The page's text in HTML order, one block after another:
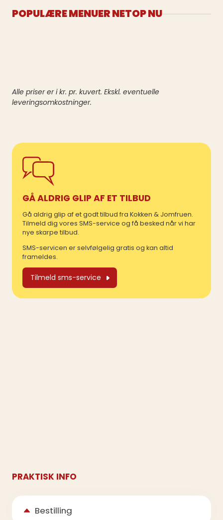
POPULÆRE MENUER NETOP NU
Alle priser er i kr. pr. kuvert. Ekskl. eventuelle
leveringsomkostninger.
GÅ ALDRIG GLIP AF ET TILBUD
Gå aldrig glip af et godt tilbud fra Kokken & Jomfruen.
Tilmeld dig vores SMS-service og få besked når vi har
nye skarpe tilbud.
SMS-servicen er selvfølgelig gratis og kan altid
frameldes.
Tilmeld sms-service
PRAKTISK INFO
Bestilling